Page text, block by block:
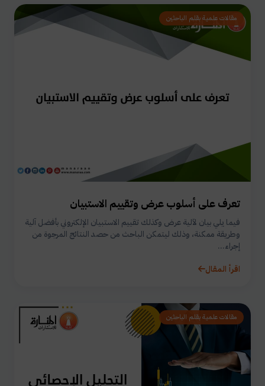
مقالات علمية بقلم الباحثين
تعرف على أسلوب عرض وتقييم الاستبيان
فيما يلي بيان لآلية عرض وكذلك تقييم الاستبيان الإلكتروني بأفضل آلية
وطريقة ممكنة، وذلك ليتمكن الباحث من حصد النتائج المرجوة من
إجراء...
اقرأ المقال
مقالات علمية بقلم الباحثين